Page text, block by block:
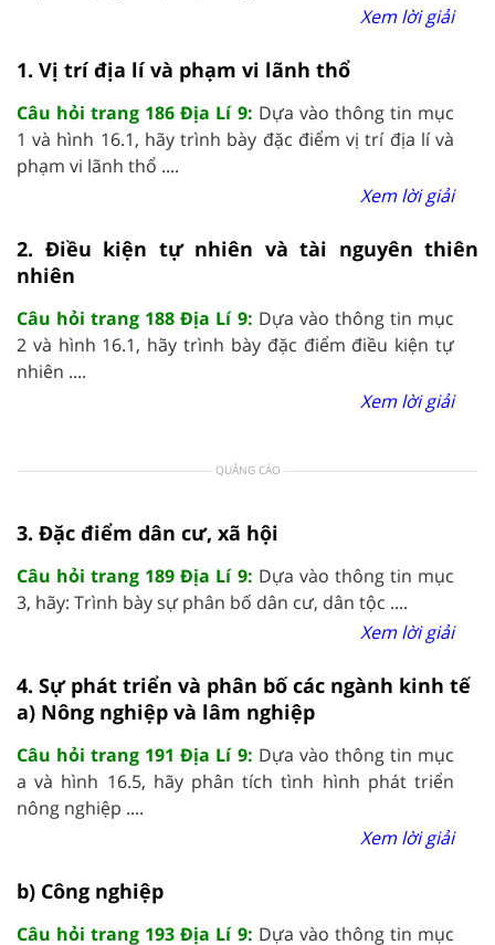
Xem lời giải
1. Vị trí địa lí và phạm vi lãnh thổ
Câu hỏi trang 186 Địa Lí 9: Dựa vào thông tin mục
1 và hình 16.1, hãy trình bày đặc điểm vị trí địa lí và
phạm vi lãnh thổ ....
Xem lời giải
2. Điều kiện tự nhiên và tài nguyên thiên
nhiên
Câu hỏi trang 188 Địa Lí 9: Dựa vào thông tin mục
2 và hình 16.1, hãy trình bày đặc điểm điều kiện tự
nhiên ....
Xem lời giải
QUẢNG CÁO
3. Đặc điểm dân cư, xã hội
Câu hỏi trang 189 Địa Lí 9: Dựa vào thông tin mục
3, hãy: Trình bày sự phân bố dân cư, dân tộc ....
Xem lời giải
4. Sự phát triển và phân bố các ngành kinh tế
a) Nông nghiệp và lâm nghiệp
Câu hỏi trang 191 Địa Lí 9: Dựa vào thông tin mục
a và hình 16.5, hãy phân tích tình hình phát triển
nông nghiệp ....
Xem lời giải
b) Công nghiệp
Câu hỏi trang 193 Địa Lí 9: Dựa vào thông tin mục